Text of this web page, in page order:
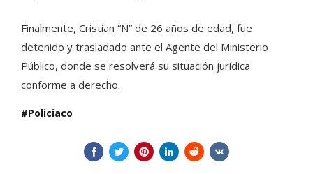
Finalmente, Cristian “N” de 26 años de edad, fue
detenido y trasladado ante el Agente del Ministerio
Público, donde se resolverá su situación jurídica
conforme a derecho.
Policiaco